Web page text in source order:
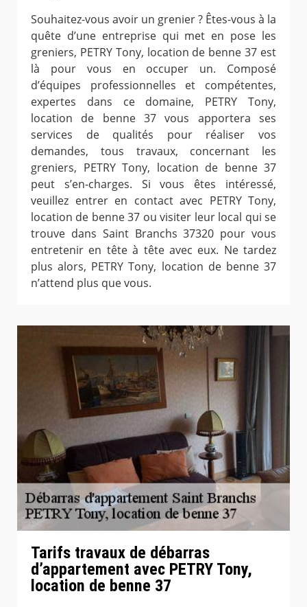
Souhaitez-vous avoir un grenier ? Êtes-vous à la
quête d’une entreprise qui met en pose les
greniers, PETRY Tony, location de benne 37 est
là pour vous en occuper un. Composé
d’équipes professionnelles et compétentes,
expertes dans ce domaine, PETRY Tony,
location de benne 37 vous apportera ses
services de qualités pour réaliser vos
demandes, tous travaux, concernant les
greniers, PETRY Tony, location de benne 37
peut s’en-charges. Si vous êtes intéressé,
veuillez entrer en contact avec PETRY Tony,
location de benne 37 ou visiter leur local qui se
trouve dans Saint Branchs 37320 pour vous
entretenir en tête à tête avec eux. Ne tardez
plus alors, PETRY Tony, location de benne 37
n’attend plus que vous.
Tarifs travaux de débarras
d’appartement avec PETRY Tony,
location de benne 37